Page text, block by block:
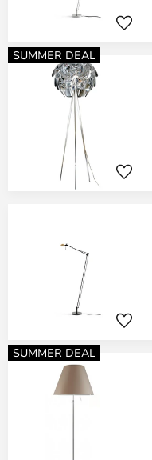
SUMMER DEAL
SUMMER DEAL